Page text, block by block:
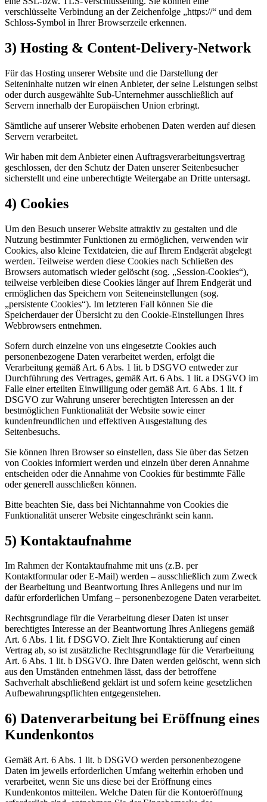
verschlüsselte Verbindung an der Zeichenfolge „https://“ und dem
Schloss-Symbol in Ihrer Browserzeile erkennen.
3) Hosting & Content-Delivery-Network
Für das Hosting unserer Website und die Darstellung der
Seiteninhalte nutzen wir einen Anbieter, der seine Leistungen selbst
oder durch ausgewählte Sub-Unternehmer ausschließlich auf
Servern innerhalb der Europäischen Union erbringt.
Sämtliche auf unserer Website erhobenen Daten werden auf diesen
Servern verarbeitet.
Wir haben mit dem Anbieter einen Auftragsverarbeitungsvertrag
geschlossen, der den Schutz der Daten unserer Seitenbesucher
sicherstellt und eine unberechtigte Weitergabe an Dritte untersagt.
4) Cookies
Um den Besuch unserer Website attraktiv zu gestalten und die
Nutzung bestimmter Funktionen zu ermöglichen, verwenden wir
Cookies, also kleine Textdateien, die auf Ihrem Endgerät abgelegt
werden. Teilweise werden diese Cookies nach Schließen des
Browsers automatisch wieder gelöscht (sog. „Session-Cookies“),
teilweise verbleiben diese Cookies länger auf Ihrem Endgerät und
ermöglichen das Speichern von Seiteneinstellungen (sog.
„persistente Cookies“). Im letzteren Fall können Sie die
Speicherdauer der Übersicht zu den Cookie-Einstellungen Ihres
Webbrowsers entnehmen.
Sofern durch einzelne von uns eingesetzte Cookies auch
personenbezogene Daten verarbeitet werden, erfolgt die
Verarbeitung gemäß Art. 6 Abs. 1 lit. b DSGVO entweder zur
Durchführung des Vertrages, gemäß Art. 6 Abs. 1 lit. a DSGVO im
Falle einer erteilten Einwilligung oder gemäß Art. 6 Abs. 1 lit. f
DSGVO zur Wahrung unserer berechtigten Interessen an der
bestmöglichen Funktionalität der Website sowie einer
kundenfreundlichen und effektiven Ausgestaltung des
Seitenbesuchs.
Sie können Ihren Browser so einstellen, dass Sie über das Setzen
von Cookies informiert werden und einzeln über deren Annahme
entscheiden oder die Annahme von Cookies für bestimmte Fälle
oder generell ausschließen können.
Bitte beachten Sie, dass bei Nichtannahme von Cookies die
Funktionalität unserer Website eingeschränkt sein kann.
5) Kontaktaufnahme
Im Rahmen der Kontaktaufnahme mit uns (z.B. per
Kontaktformular oder E-Mail) werden – ausschließlich zum Zweck
der Bearbeitung und Beantwortung Ihres Anliegens und nur im
dafür erforderlichen Umfang – personenbezogene Daten verarbeitet.
Rechtsgrundlage für die Verarbeitung dieser Daten ist unser
berechtigtes Interesse an der Beantwortung Ihres Anliegens gemäß
Art. 6 Abs. 1 lit. f DSGVO. Zielt Ihre Kontaktierung auf einen
Vertrag ab, so ist zusätzliche Rechtsgrundlage für die Verarbeitung
Art. 6 Abs. 1 lit. b DSGVO. Ihre Daten werden gelöscht, wenn sich
aus den Umständen entnehmen lässt, dass der betroffene
Sachverhalt abschließend geklärt ist und sofern keine gesetzlichen
Aufbewahrungspflichten entgegenstehen.
6) Datenverarbeitung bei Eröffnung eines
Kundenkontos
Gemäß Art. 6 Abs. 1 lit. b DSGVO werden personenbezogene
Daten im jeweils erforderlichen Umfang weiterhin erhoben und
verarbeitet, wenn Sie uns diese bei der Eröffnung eines
Kundenkontos mitteilen. Welche Daten für die Kontoeröffnung